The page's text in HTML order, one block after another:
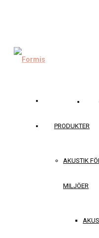
PRODUKTER
AKUSTIK
MILJÖER